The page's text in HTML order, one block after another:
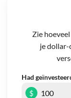
Zie
je dollar-
Had
$